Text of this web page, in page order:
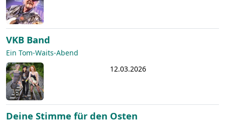
VKB Band
Ein Tom-Waits-Abend
12.03.2026
Deine Stimme für den Osten